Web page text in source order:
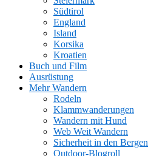
Südtirol
England
Island
Korsika
Kroatien
Buch und Film
Ausrüstung
Mehr Wandern
Rodeln
Klammwanderungen
Wandern mit Hund
Web Weit Wandern
Sicherheit in den Bergen
Outdoor-Blogroll